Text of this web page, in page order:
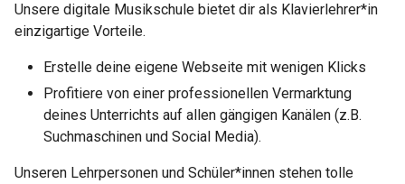
Unsere digitale Musikschule bietet dir als Klavierlehrer*in
einzigartige Vorteile.
Erstelle deine eigene Webseite mit wenigen Klicks
Profitiere von einer professionellen Vermarktung
deines Unterrichts auf allen gängigen Kanälen (z.B.
Suchmaschinen und Social Media).
Unseren Lehrpersonen und Schüler*innen stehen tolle